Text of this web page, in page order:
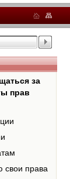
за
прав
свои права